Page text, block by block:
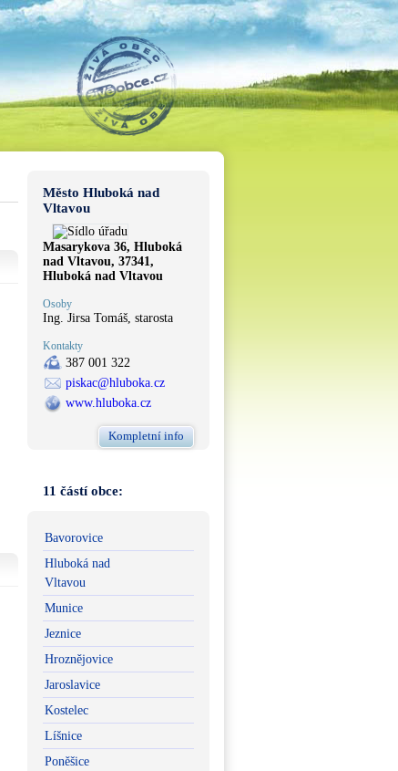
Město Hluboká nad
Vltavou
Masarykova 36, Hluboká
nad Vltavou, 37341,
Hluboká nad Vltavou
Osoby
Ing. Jirsa Tomáš, starosta
Kontakty
387 001 322
piskac@hluboka.cz
www.hluboka.cz
Kompletní info
11 částí obce:
Bavorovice
Hluboká nad
Vltavou
Munice
Jeznice
Hroznějovice
Jaroslavice
Kostelec
Líšnice
Poněšice